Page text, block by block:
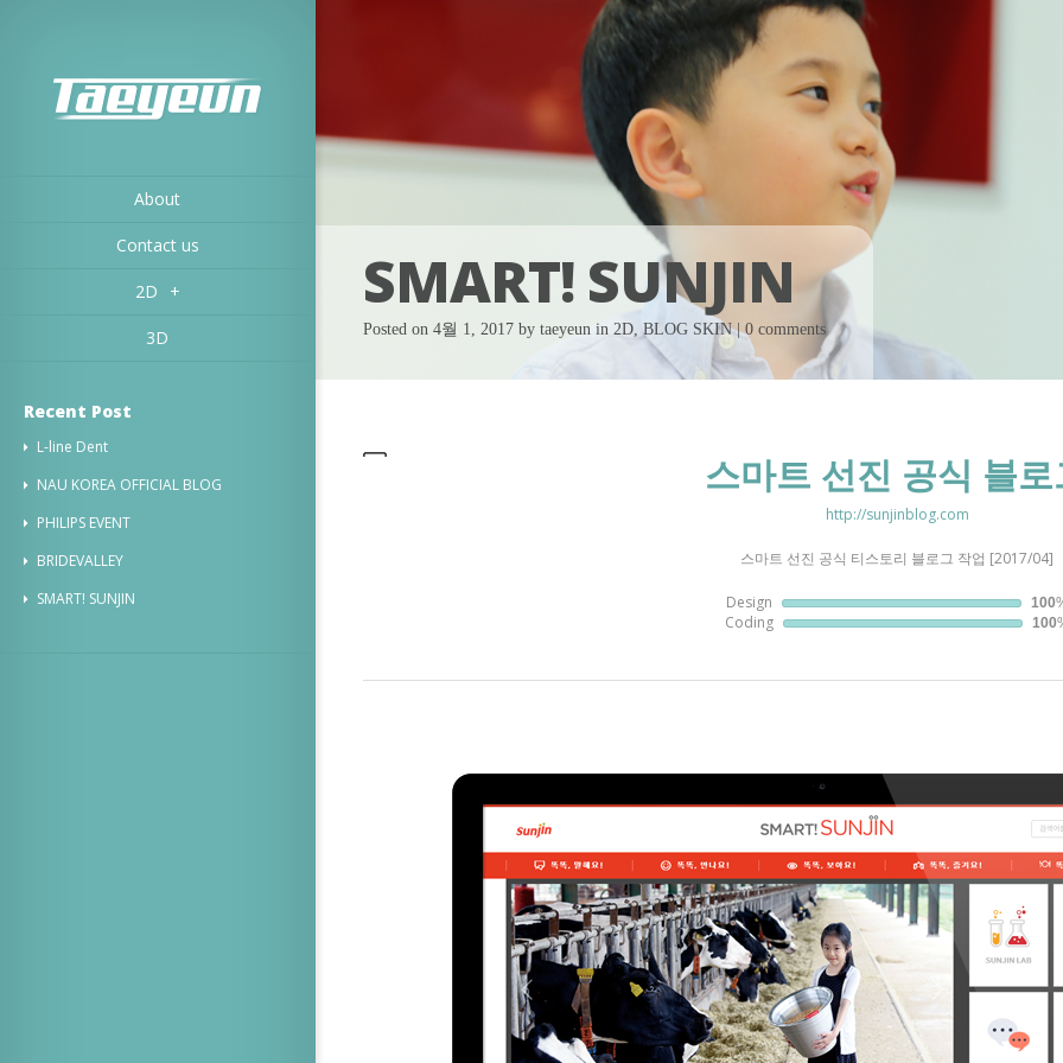
About
Contact us
2D +
3D
Recent Post
L-line Dent
NAU KOREA OFFICIAL BLOG
PHILIPS EVENT
BRIDEVALLEY
SMART! SUNJIN
SMART! SUNJIN
Posted on 4월 1, 2017 by taeyeun in 2D, BLOG SKIN|0 comments
스마트 선진 공식 블
http://sunjinblog.com
스마트 선진 공식 티스토리 블로그 작업 [2017/04]
Design 100
Coding 100